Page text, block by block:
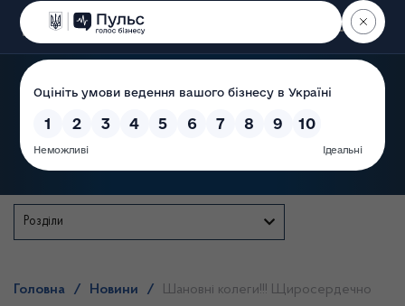
Пошук
Розділи
Головна / Новини /
Шановні колеги!!! Щиросердечно